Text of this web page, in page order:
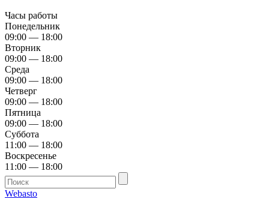
Часы работы
Понедельник
09:00 — 18:00
Вторник
09:00 — 18:00
Среда
09:00 — 18:00
Четверг
09:00 — 18:00
Пятница
09:00 — 18:00
Суббота
11:00 — 18:00
Воскресенье
11:00 — 18:00
Webasto